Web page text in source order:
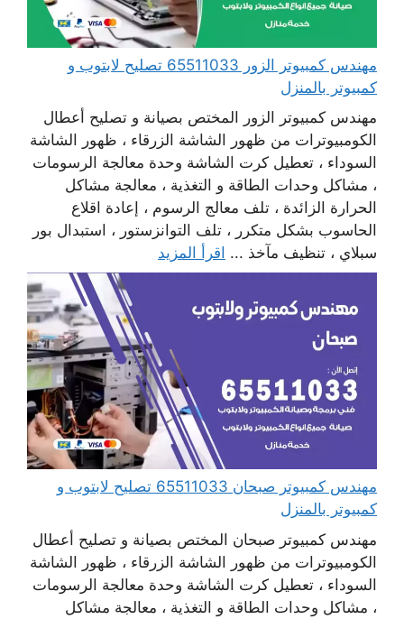
مهندس كمبيوتر الزور 65511033 تصليح لابتوب و
كمبيوتر بالمنزل
مهندس كمبيوتر الزور المختص بصيانة و تصليح أعطال
الكومبيوترات من ظهور الشاشة الزرقاء ، ظهور الشاشة
السوداء ، تعطيل كرت الشاشة وحدة معالجة الرسومات
، مشاكل وحدات الطاقة و التغذية ، معالجة مشاكل
الحرارة الزائدة ، تلف معالج الرسوم ، إعادة اقلاع
الحاسوب بشكل متكرر ، تلف التوانزستور ، استبدال بور
سبلاي ، تنظيف مآخذ ... اقرأ المزيد
مهندس كمبيوتر صبحان 65511033 تصليح لابتوب و
كمبيوتر بالمنزل
مهندس كمبيوتر صبحان المختص بصيانة و تصليح أعطال
الكومبيوترات من ظهور الشاشة الزرقاء ، ظهور الشاشة
السوداء ، تعطيل كرت الشاشة وحدة معالجة الرسومات
، مشاكل وحدات الطاقة و التغذية ، معالجة مشاكل